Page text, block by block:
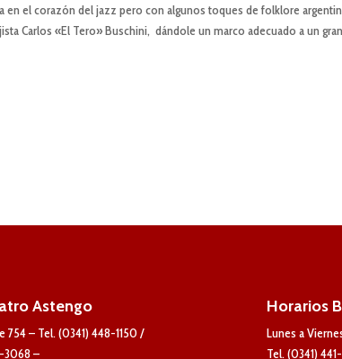
en el corazón del jazz pero con algunos toques de folklore
Carlos «El Tero» Buschini, dándole un marco adecuado a un
Astengo
754 – Tel. (0341) 448-1150 /
3068 –
Horarios
Lunes a
Tel. (0341)